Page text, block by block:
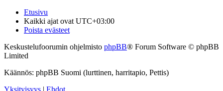
Etusivu
Kaikki ajat ovat UTC+03:00
Poista evästeet
Keskustelufoorumin ohjelmisto phpBB® Forum Software © phpBB
Limited
Käännös: phpBB Suomi (lurttinen, harritapio, Pettis)
Yksityisyys | Ehdot